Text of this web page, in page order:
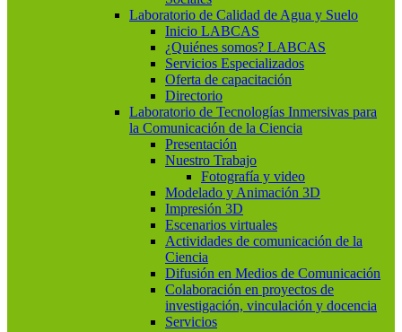
Laboratorio de Calidad de Agua y Suelo
Inicio LABCAS
¿Quiénes somos? LABCAS
Servicios Especializados
Oferta de capacitación
Directorio
Laboratorio de Tecnologías Inmersivas para
la Comunicación de la Ciencia
Presentación
Nuestro Trabajo
Fotografía y video
Modelado y Animación 3D
Impresión 3D
Escenarios virtuales
Actividades de comunicación de la
Ciencia
Difusión en Medios de Comunicación
Colaboración en proyectos de
investigación, vinculación y docencia
Servicios